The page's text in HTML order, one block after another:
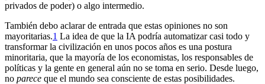
privados de poder) o algo intermedio.
También debo aclarar de entrada que estas opiniones no son
mayoritarias.⁠1 La idea de que la IA podría automatizar casi todo y
transformar la civilización en unos pocos años es una postura
minoritaria, que la mayoría de los economistas, los responsables de
políticas y la gente en general aún no se toma en serio. Desde luego,
no parece que el mundo sea consciente de estas posibilidades.